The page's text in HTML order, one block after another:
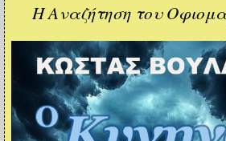
Η Αναζήτηση του